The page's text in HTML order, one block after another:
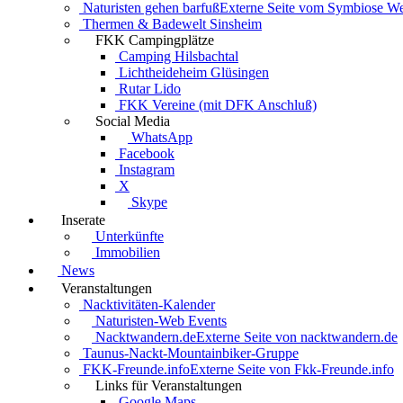
Naturisten gehen barfußExterne Seite vom Symbiose
Thermen & Badewelt Sinsheim
FKK Campingplätze
Camping Hilsbachtal
Lichtheideheim Glüsingen
Rutar Lido
FKK Vereine (mit DFK Anschluß)
Social Media
WhatsApp
Facebook
Instagram
X
Skype
Inserate
Unterkünfte
Immobilien
News
Veranstaltungen
Nacktivitäten-Kalender
Naturisten-Web Events
Nacktwandern.deExterne Seite von nacktwandern.de
Taunus-Nackt-Mountainbiker-Gruppe
FKK-Freunde.infoExterne Seite von Fkk-Freunde.info
Links für Veranstaltungen